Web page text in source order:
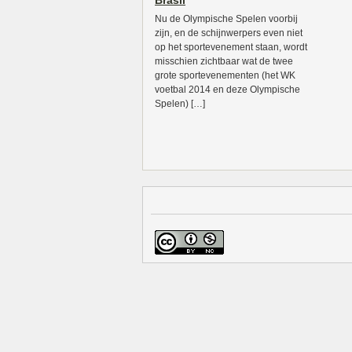
Nu de Olympische Spelen voorbij
zijn, en de schijnwerpers even niet
op het sportevenement staan, wordt
misschien zichtbaar wat de twee
grote sportevenementen (het WK
voetbal 2014 en deze Olympische
Spelen) […]